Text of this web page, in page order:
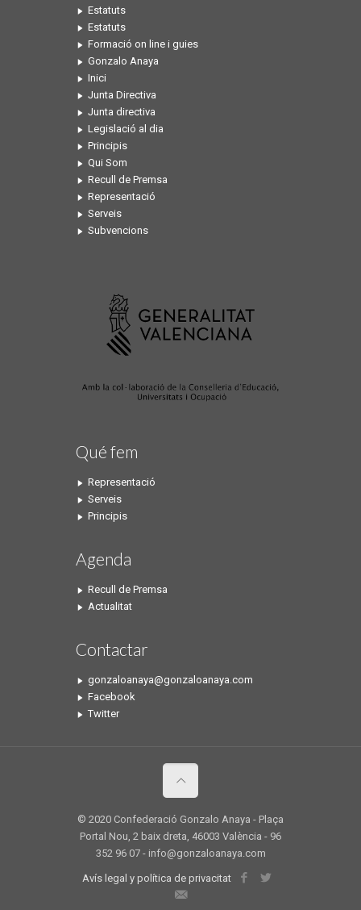
Estatuts
Estatuts
Formació on line i guies
Gonzalo Anaya
Inici
Junta Directiva
Junta directiva
Legislació al dia
Principis
Qui Som
Recull de Premsa
Representació
Serveis
Subvencions
Qué fem
Representació
Serveis
Principis
Agenda
Recull de Premsa
Actualitat
Contactar
gonzaloanaya@gonzaloanaya.com
Facebook
Twitter
© 2020 Confederació Gonzalo Anaya - Plaça
Portal Nou, 2 baix dreta, 46003 València - 96
352 96 07 - info@gonzaloanaya.com
Avís legal y política de privacitat